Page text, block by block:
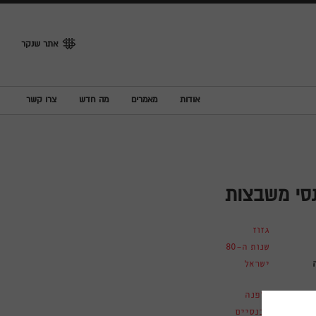
אתר שנקר
אודות מאמרים מה חדש צרו קשר
משבצות
גזוז
שנות ה-80
ישראל
אופנה
מכנסיים